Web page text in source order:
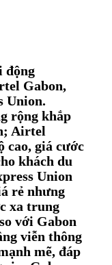
động
Gabon,
Union.
rộng khắp
Airtel
cao, giá cước
khách du
Union
rẻ nhưng
xa trung
với Gabon
viễn thông
mẽ, đáp